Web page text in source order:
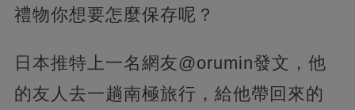
禮物你想要怎麼保存呢？
日本推特上一名網友@orumin發文，他
的友人去一趟南極旅行，給他帶回來的